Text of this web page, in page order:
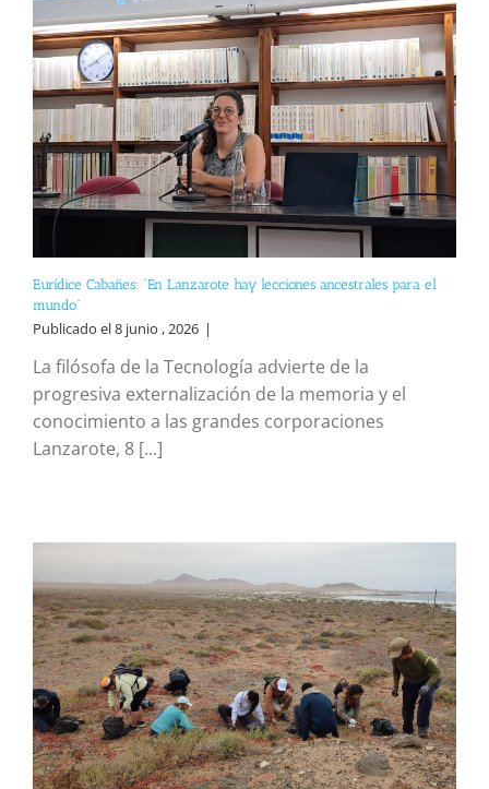
Eurídice Cabañes: “En Lanzarote hay lecciones ancestrales para el
mundo”
Publicado el 8 junio , 2026 |
La filósofa de la Tecnología advierte de la
progresiva externalización de la memoria y el
conocimiento a las grandes corporaciones
Lanzarote, 8 [...]